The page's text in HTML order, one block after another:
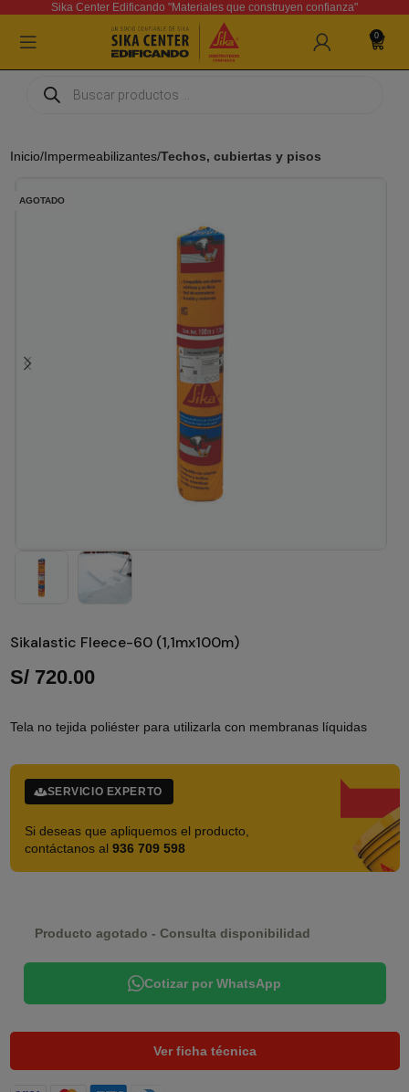
Sika Center Edificando "Materiales que construyen confianza"
0
Inicio Impermeabilizantes Techos, cubiertas y pisos
AGOTADO
Sikalastic Fleece-60 (1,1mx100m)
S/720.00
Tela no tejida poliéster para utilizarla con membranas líquidas
SERVICIO EXPERTO
Si deseas que apliquemos el producto,
contáctanos al 936 709 598
Producto agotado - Consulta disponibilidad
Cotizar por WhatsApp
Ver ficha técnica